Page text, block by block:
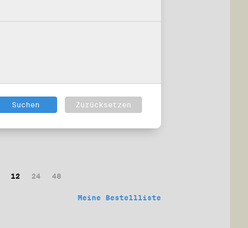
12 24 48
Meine Bestellliste